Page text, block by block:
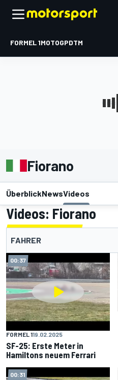
FORMEL 1MOTOGPDTM
Fiorano
ÜberblickNewsVideos
Videos: Fiorano
FAHRER
00:37
FORMEL 119.02.2025
SF-25: Erste Meter in
Hamiltons neuem Ferrari
00:31